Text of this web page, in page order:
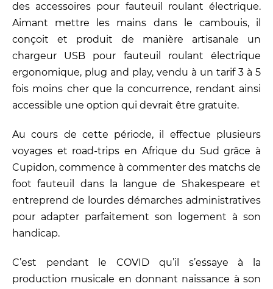
des accessoires pour fauteuil roulant électrique.
Aimant mettre les mains dans le cambouis, il
conçoit et produit de manière artisanale un
chargeur USB pour fauteuil roulant électrique
ergonomique, plug and play, vendu à un tarif 3 à 5
fois moins cher que la concurrence, rendant ainsi
accessible une option qui devrait être gratuite.
Au cours de cette période, il effectue plusieurs
voyages et road-trips en Afrique du Sud grâce à
Cupidon, commence à commenter des matchs de
foot fauteuil dans la langue de Shakespeare et
entreprend de lourdes démarches administratives
pour adapter parfaitement son logement à son
handicap.
C’est pendant le COVID qu’il s’essaye à la
production musicale en donnant naissance à son